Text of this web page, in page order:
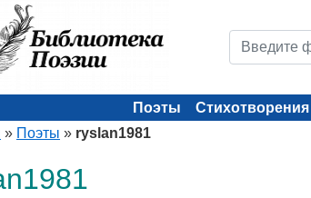
Поэты Стихотворения
» Поэты » ryslan1981